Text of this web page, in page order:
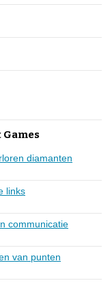
diamanten
links
communicatie
van punten